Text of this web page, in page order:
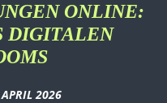
ONLINE:
DIGITALEN
2026